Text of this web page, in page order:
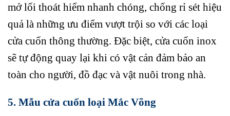
mở lối thoát hiểm nhanh chóng, chống rỉ sét hiệu
quả là những ưu điểm vượt trội so với các loại
cửa cuốn thông thường. Đặc biệt, cửa cuốn inox
sẽ tự động quay lại khi có vật cản đảm bảo an
toàn cho người, đồ đạc và vật nuôi trong nhà.
5. Mẫu cửa cuốn loại Mắc Võng